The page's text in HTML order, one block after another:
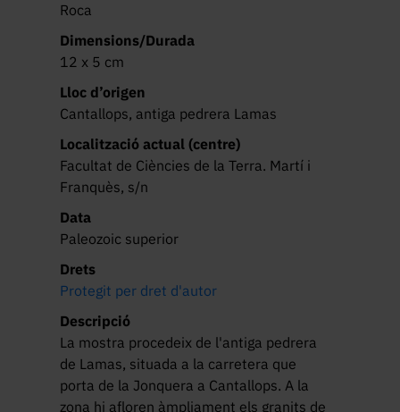
Roca
Dimensions/Durada
12 x 5 cm
Lloc d’origen
Cantallops, antiga pedrera Lamas
Localització actual (centre)
Facultat de Ciències de la Terra. Martí i
Franquès, s/n
Data
Paleozoic superior
Drets
Protegit per dret d'autor
Descripció
La mostra procedeix de l'antiga pedrera
de Lamas, situada a la carretera que
porta de la Jonquera a Cantallops. A la
zona hi afloren àmpliament els granits de